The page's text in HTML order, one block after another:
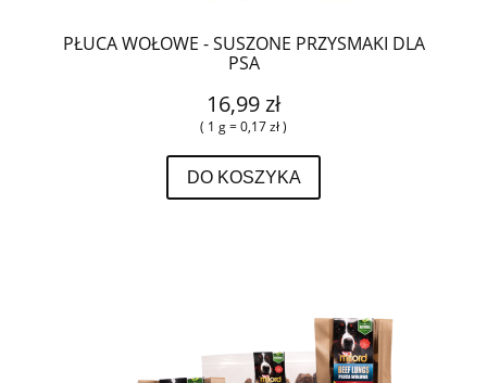
PŁUCA WOŁOWE - SUSZONE PRZYSMAKI DLA
PSA
16,99 zł
( 1 g = 0,17 zł )
DO KOSZYKA